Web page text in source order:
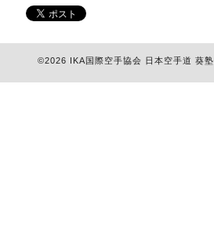
©2026 IKA国際空手協会 日本空手道 葵塾